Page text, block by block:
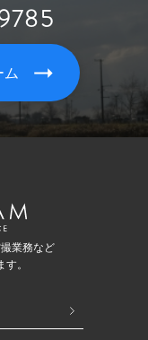
ム
業務など
。